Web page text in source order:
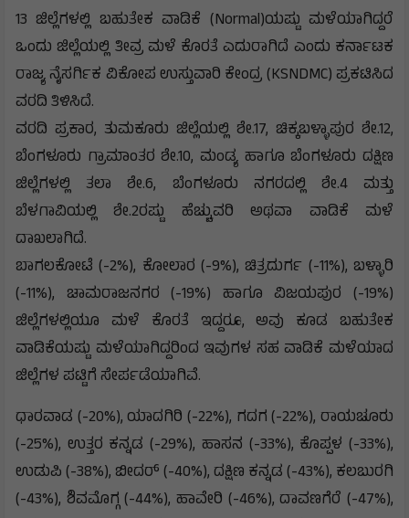
13 ಜಿಲ್ಲೆಗಳಲ್ಲಿ ಬಹುತೇಕ ವಾಡಿಕೆ (Normal)ಯಷ್ಟು ಮಳೆಯಾಗಿದ್ದರೆ
ಒಂದು ಜಿಲ್ಲೆಯಲ್ಲಿ ತೀವ್ರ ಮಳೆ ಕೊರತೆ ಎದುರಾಗಿದೆ ಎಂದು ಕರ್ನಾಟಕ
ರಾಜ್ಯ ನೈಸರ್ಗಿಕ ವಿಕೋಪ ಉಸ್ತುವಾರಿ ಕೇಂದ್ರ (KSNDMC) ಪ್ರಕಟಿಸಿದ
ವರದಿ ತಿಳಿಸಿದೆ.
ವರದಿ ಪ್ರಕಾರ, ತುಮಕೂರು ಜಿಲ್ಲೆಯಲ್ಲಿ ಶೇ.17, ಚಿಕ್ಕಬಳ್ಳಾಪುರ ಶೇ.12,
ಬೆಂಗಳೂರು ಗ್ರಾಮಾಂತರ ಶೇ.10, ಮಂಡ್ಯ ಹಾಗೂ ಬೆಂಗಳೂರು ದಕ್ಷಿಣ
ಜಿಲ್ಲೆಗಳಲ್ಲಿ ತಲಾ ಶೇ.6, ಬೆಂಗಳೂರು ನಗರದಲ್ಲಿ ಶೇ.4 ಮತ್ತು
ಬೆಳಗಾವಿಯಲ್ಲಿ ಶೇ.2ರಷ್ಟು ಹೆಚ್ಚುವರಿ ಅಥವಾ ವಾಡಿಕೆ ಮಳೆ
ದಾಖಲಾಗಿದೆ.
ಬಾಗಲಕೋಟೆ (-2%), ಕೋಲಾರ (-9%), ಚಿತ್ರದುರ್ಗ (-11%), ಬಳ್ಳಾರಿ
(-11%), ಚಾಮರಾಜನಗರ (-19%) ಹಾಗೂ ವಿಜಯಪುರ (-19%)
ಜಿಲ್ಲೆಗಳಲ್ಲಿಯೂ ಮಳೆ ಕೊರತೆ ಇದ್ದರೂ, ಅವು ಕೂಡ ಬಹುತೇಕ
ವಾಡಿಕೆಯಷ್ಟು ಮಳೆಯಾಗಿದ್ದರಿಂದ ಇವುಗಳ ಸಹ ವಾಡಿಕೆ ಮಳೆಯಾದ
ಜಿಲ್ಲೆಗಳ ಪಟ್ಟಿಗೆ ಸೇರ್ಪಡೆಯಾಗಿವೆ.
ಧಾರವಾಡ (-20%), ಯಾದಗಿರಿ (-22%), ಗದಗ (-22%), ರಾಯಚೂರು
(-25%), ಉತ್ತರ ಕನ್ನಡ (-29%), ಹಾಸನ (-33%), ಕೊಪ್ಪಳ (-33%),
ಉಡುಪಿ (-38%), ಬೀದರ್ (-40%), ದಕ್ಷಿಣ ಕನ್ನಡ (-43%), ಕಲಬುರಗಿ
(-43%), ಶಿವಮೊಗ್ಗ (-44%), ಹಾವೇರಿ (-46%), ದಾವಣಗೆರೆ (-47%),